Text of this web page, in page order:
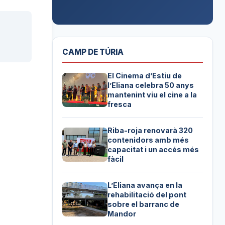
CAMP DE TÚRIA
El Cinema d’Estiu de
l’Eliana celebra 50 anys
mantenint viu el cine a la
fresca
Riba-roja renovarà 320
contenidors amb més
capacitat i un accés més
fàcil
L’Eliana avança en la
rehabilitació del pont
sobre el barranc de
Mandor